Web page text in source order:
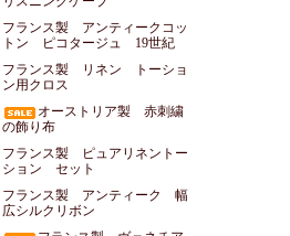
フランス製 アンティークコッ
トン ピコタージュ 19世紀
フランス製 リネン トーショ
ン用クロス
オーストリア製 赤刺繍
の飾り布
フランス製 ピュアリネントー
ション セット
フランス製 アンティーク 幅
広シルクリボン